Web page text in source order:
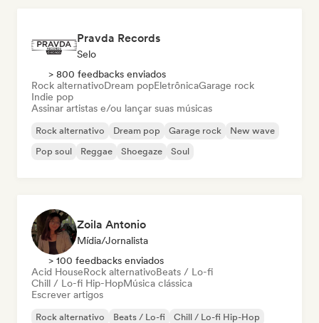
Pravda Records
Selo
> 800 feedbacks enviados
Rock alternativoDream popEletrônicaGarage rock
Indie pop
Assinar artistas e/ou lançar suas músicas
Rock alternativo Dream pop Garage rock
New wave
Pop soul
Reggae Shoegaze Soul
Zoila Antonio
Mídia/Jornalista
> 100 feedbacks enviados
Acid HouseRock alternativoBeats / Lo-fi
Chill / Lo-fi Hip-HopMúsica clássica
Escrever artigos
Rock alternativo Beats / Lo-fi
Chill / Lo-fi Hip-Hop